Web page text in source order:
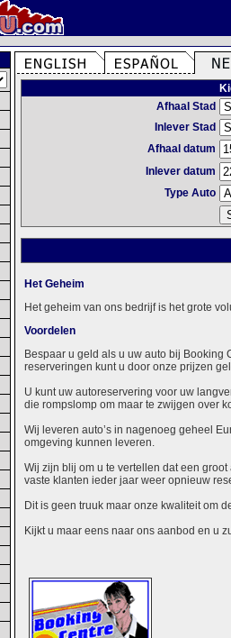
Afhaal Stad
Inlever Stad
Afhaal datum
Inlever datum
Type Auto
Het Geheim
Het geheim van ons bedrijf is het grote
Voordelen
Bespaar u geld als u uw auto bij Booking
reserveringen kunt u door onze prijzen
U kunt uw autoreservering voor uw
die rompslomp om maar te zwijgen over
Wij leveren auto’s in nagenoeg geheel
omgeving kunnen leveren.
Wij zijn blij om u te vertellen dat een
vaste klanten ieder jaar weer opnieuw
Dit is geen truuk maar onze kwaliteit om
Kijkt u maar eens naar ons aanbod en u